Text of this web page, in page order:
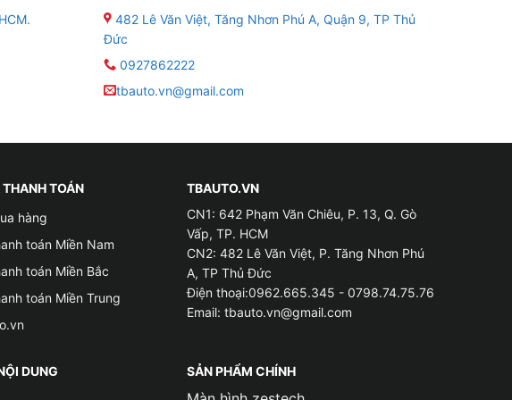
chất lượng tại Gò Vấp tphcm
482 Lê Văn Việt, Tăng Nhơn Phú A, Quận 9, TP Thủ
Đức
0927862222
tbauto.vn@gmail.com
TOÁN
hàng
toán Miền Nam
toán Miền Bắc
toán Miền Trung
TBAUTO.VN
CN1: 642 Phạm Văn Chiêu, P. 13, Q. Gò
Vấp, TP. HCM
CN2: 482 Lê Văn Việt, P. Tăng Nhơn Phú
A, TP Thủ Đức
Điện thoại:0962.665.345 - 0798.74.75.76
Email: tbauto.vn@gmail.com
DUNG SẢN PHẨM CHÍNH